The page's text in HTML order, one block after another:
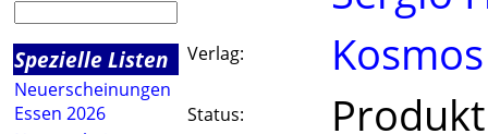
Spezielle Listen
Neuerscheinungen
Essen 2026
Verlag: Kosmos
Status: